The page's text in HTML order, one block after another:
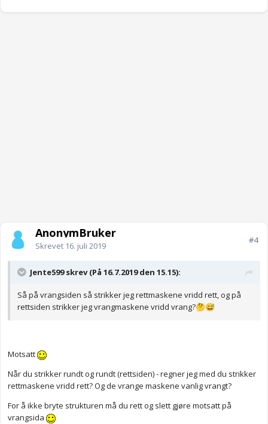
AnonymBruker
Skrevet 16. juli 2019
#4
Jente599 skrev (På 16.7.2019 den 15.15):
Så på vrangsiden så strikker jeg rettmaskene vridd rett, og på
rettsiden strikker jeg vrangmaskene vridd vrang?🤔😅
Motsatt
Når du strikker rundt og rundt (rettsiden) - regner jeg med du strikker
rettmaskene vridd rett? Og de vrange maskene vanlig vrangt?
For å ikke bryte strukturen må du rett og slett gjøre motsatt på
vrangsida